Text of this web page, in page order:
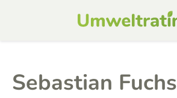
Sebastian Fuchs